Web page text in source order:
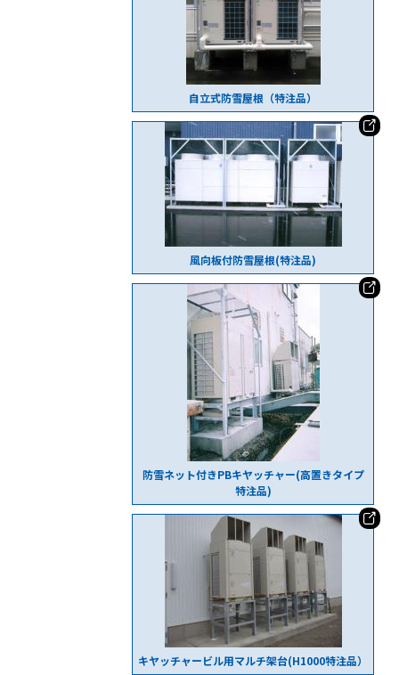
自立式防雪屋根（特注品）
風向板付防雪屋根(特注品)
防雪ネット付きPBキヤッチャー(高置きタイプ
特注品)
キヤッチャービル用マルチ架台(H1000特注品）